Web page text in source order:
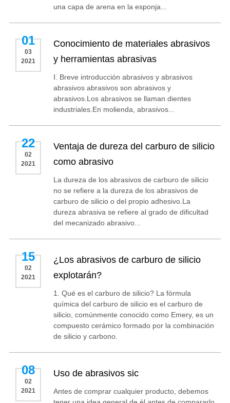
una capa de arena en la esponja...
01
03
2021
Conocimiento de materiales abrasivos
y herramientas abrasivas
Ⅰ. Breve introducción abrasivos y abrasivos
abrasivos abrasivos son abrasivos y
abrasivos.Los abrasivos se llaman dientes
industriales.En molienda, abrasivos...
22
02
2021
Ventaja de dureza del carburo de silicio
como abrasivo
La dureza de los abrasivos de carburo de silicio
no se refiere a la dureza de los abrasivos de
carburo de silicio o del propio adhesivo.La
dureza abrasiva se refiere al grado de dificultad
del mecanizado abrasivo...
15
02
2021
¿Los abrasivos de carburo de silicio
explotarán?
1. Qué es el carburo de silicio? La fórmula
química del carburo de silicio es el carburo de
silicio, comúnmente conocido como Emery, es un
compuesto cerámico formado por la combinación
de silicio y carbono.
08
02
2021
Uso de abrasivos sic
Antes de comprar cualquier producto, debemos